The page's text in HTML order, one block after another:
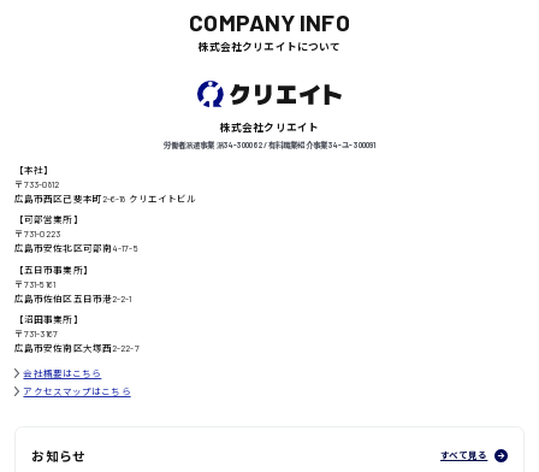
鳥取県
日給8000円〜
COMPANY INFO
株式会社クリエイトについて
株式会社クリエイト
労働者派遣事業 派34-300062 / 有料職業紹介事業 34-ユ-300091
【本社】
〒733-0812
広島市西区己斐本町2-6-18 クリエイトビル
【可部営業所】
〒731-0223
広島市安佐北区可部南4-17-5
【五日市事業所】
〒731-5161
広島市佐伯区五日市港2-2-1
【沼田事業所】
〒731-3167
広島市安佐南区大塚西2-22-7
会社概要はこちら
アクセスマップはこちら
お知らせ すべて見る